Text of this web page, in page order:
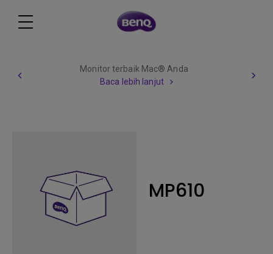
Monitor terbaik Mac® Anda
Baca lebih lanjut
MP610